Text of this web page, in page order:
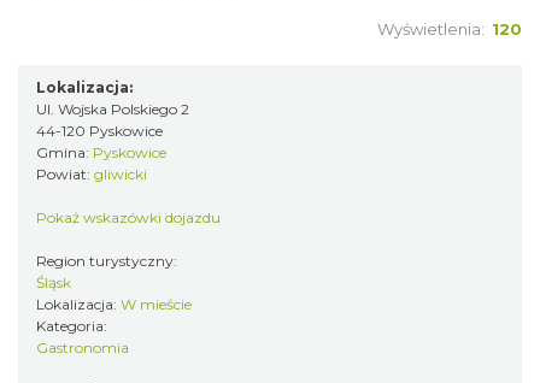
Wyświetlenia: 120
Lokalizacja:
Ul. Wojska Polskiego 2
44-120 Pyskowice
Gmina: Pyskowice
Powiat: gliwicki
Pokaż wskazówki dojazdu
Region turystyczny:
Śląsk
Lokalizacja: W mieście
Kategoria:
Gastronomia